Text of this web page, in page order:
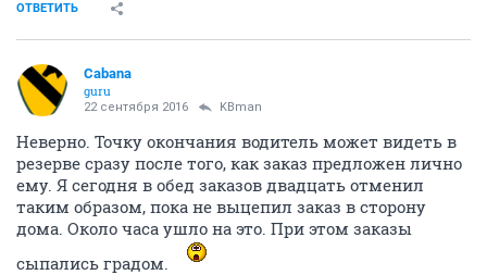
ОТВЕТИТЬ
Cabana
guru
22 сентября 2016 KBman
Неверно. Точку окончания водитель может видеть в
резерве сразу после того, как заказ предложен лично
ему. Я сегодня в обед заказов двадцать отменил
таким образом, пока не выцепил заказ в сторону
дома. Около часа ушло на это. При этом заказы
сыпались градом.